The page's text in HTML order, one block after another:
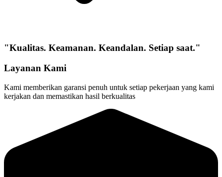
"Kualitas. Keamanan. Keandalan. Setiap saat."
Layanan Kami
Kami memberikan garansi penuh untuk setiap pekerjaan yang kami
kerjakan dan memastikan hasil berkualitas